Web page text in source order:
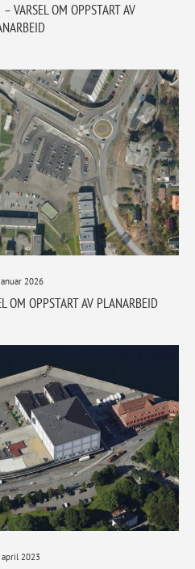
VARSEL OM OPPSTART AV
2026
OM OPPSTART AV PLANARBEID
april 2023